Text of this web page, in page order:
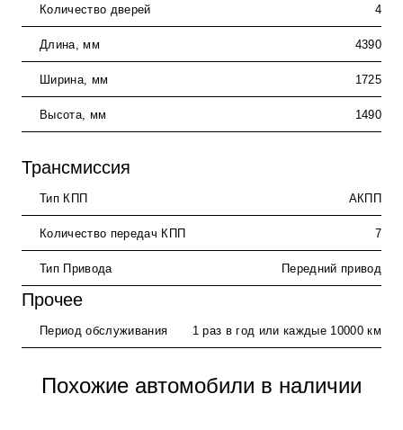
Количество дверей 4
Длина, мм 4390
Ширина, мм 1725
Высота, мм 1490
Трансмиссия
Тип КПП АКПП
Количество передач КПП 7
Тип Привода Передний привод
Прочее
Период обслуживания 1 раз в год или каждые 10000 км
Похожие автомобили в наличии